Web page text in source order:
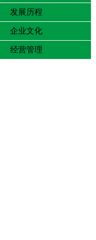
发展历程
企业文化
经营管理